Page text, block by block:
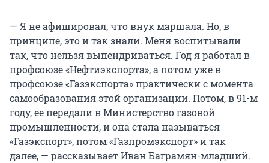
— Я не афишировал, что внук маршала. Но, в
принципе, это и так знали. Меня воспитывали
так, что нельзя выпендриваться. Год я работал в
профсоюзе «Нефтиэкспорта», а потом уже в
профсоюзе «Газэкспорта» практически с момента
самообразования этой организации. Потом, в 91-м
году, ее передали в Министерство газовой
промышленности, и она стала называться
«Газэкспорт», потом «Газпромэкспорт» и так
далее, — рассказывает Иван Баграмян-младший.